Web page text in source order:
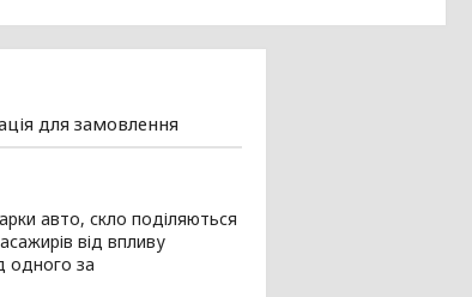
для замовлення
авто, скло поділяються
від впливу
одного за